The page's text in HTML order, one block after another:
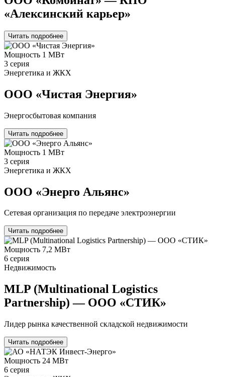
«Алексинский карьер»
Читать подробнее
Мощность 1 МВт
3 серия
Энергетика и ЖКХ
ООО «Чистая Энергия»
Энергосбытовая компания
Читать подробнее
Мощность 1 МВт
3 серия
Энергетика и ЖКХ
ООО «Энерго Альянс»
Сетевая организация по передаче электроэнергии
Читать подробнее
Мощность 7,2 МВт
6 серия
Недвижимость
MLP (Multinational Logistics
Partnership) — ООО «СТИК»
Лидер рынка качественной складской недвижимости
Читать подробнее
Мощность 24 МВт
6 серия